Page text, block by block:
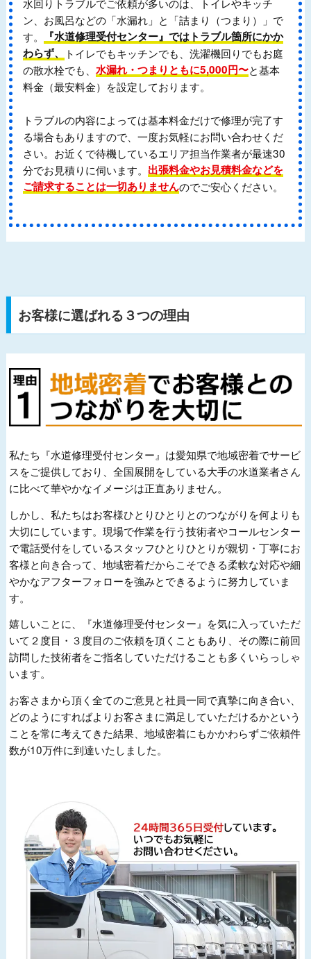
水回りトラブルでご依頼が多いのは、トイレやキッチ
ン、お風呂などの「水漏れ」と「詰まり（つまり）」で
す。
『水道修理受付センター』ではトラブル箇所にかか
わらず、
トイレでもキッチンでも、洗濯機回りでもお庭
の散水栓でも、 水漏れ・つまりともに5,000円〜と基本
料金（最安料金）を設定しております。
トラブルの内容によっては基本料金だけで修理が完了す
る場合もありますので、一度お気軽にお問い合わせくだ
さい。お近くで待機しているエリア担当作業者が最速30
分でお見積りに伺います。 出張料金やお見積料金などを
ご請求することは一切ありませんのでご安心ください。
お客様に選ばれる３つの理由
私たち『水道修理受付センター』は愛知県で地域密着でサービ
スをご提供しており、全国展開をしている大手の水道業者さん
に比べて華やかなイメージは正直ありません。
しかし、私たちはお客様ひとりひとりとのつながりを何よりも
大切にしています。現場で作業を行う技術者やコールセンター
で電話受付をしているスタッフひとりひとりが親切・丁寧にお
客様と向き合って、地域密着だからこそできる柔軟な対応や細
やかなアフターフォローを強みとできるように努力していま
す。
嬉しいことに、『水道修理受付センター』を気に入っていただ
いて２度目・３度目のご依頼を頂くこともあり、その際に前回
訪問した技術者をご指名していただけることも多くいらっしゃ
います。
お客さまから頂く全てのご意見と社員一同で真摯に向き合い、
どのようにすればよりお客さまに満足していただけるかという
ことを常に考えてきた結果、地域密着にもかかわらずご依頼件
数が10万件に到達いたしました。